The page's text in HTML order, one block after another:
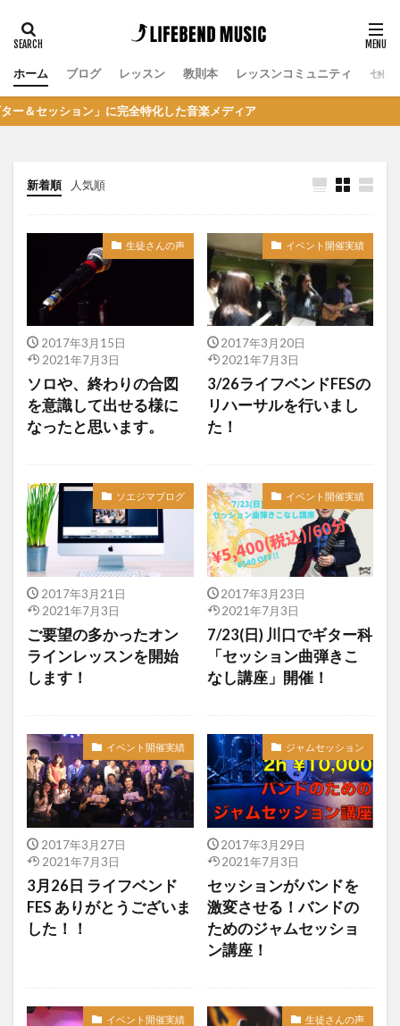
ホーム ブログ レッスン 教則本 レッスンコミュニティ セッ
ション」に完全特化した音楽メディア
新着順 人気順
生徒さんの声
2017年3月15日
2021年7月3日
ソロや、終わりの合図
を意識して出せる様に
なったと思います。
イベント開催実績
2017年3月20日
2021年7月3日
3/26ライフベンドFESの
リハーサルを行いまし
た！
ソエジマブログ
2017年3月21日
2021年7月3日
ご要望の多かったオン
ラインレッスンを開始
します！
イベント開催実績
2017年3月23日
2021年7月3日
7/23(日) 川口でギター科
「セッション曲弾きこ
なし講座」開催！
イベント開催実績
2017年3月27日
2021年7月3日
3月26日 ライフベンド
FES ありがとうございま
した！！
ジャムセッション
2017年3月29日
2021年7月3日
セッションがバンドを
激変させる！バンドの
ためのジャムセッショ
ン講座！
イベント開催実績 生徒さんの声